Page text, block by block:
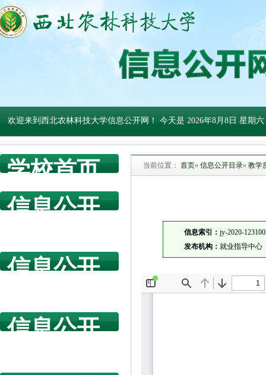
欢迎来到西北农林科技大学信息公开网！ 今天是 2026年8月8日 星期六
学校首页
信息公开
信息公开
信息公开
当前位置： 首页» 信息公开目录» 教学
信息索引：jy-2020-
发布机构：就业指导中心